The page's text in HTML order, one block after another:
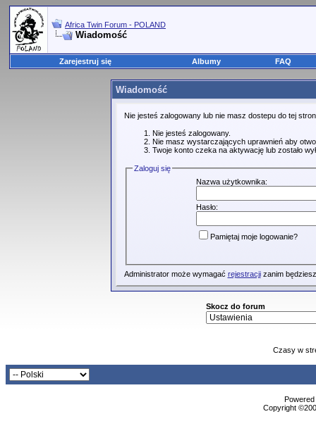
Africa Twin Forum - POLAND
Wiadomość
Zarejestruj się Albumy FAQ
Wiadomość
Nie jesteś zalogowany lub nie masz dostepu do tej
Nie jesteś zalogowany.
Nie masz wystarczających uprawnień aby
Twoje konto czeka na aktywację lub zostało
Zaloguj się
Nazwa użytkownika:
Hasło:
Pamiętaj moje logowanie?
Administrator może wymagać rejestracjizanim
Skocz do forum
Czasy w
Copyright